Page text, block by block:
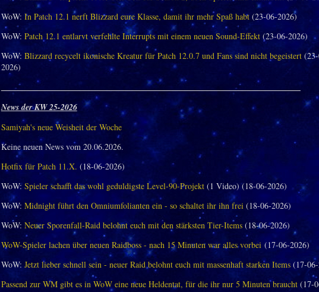
WoW: In Patch 12.1 nerft Blizzard eure Klasse, damit ihr mehr Spaß habt(23-06-2026)
WoW: Patch 12.1 entlarvt verfehlte Interrupts mit einem neuen Sound-Effekt(23-06-2026)
WoW: Blizzard recycelt ikonische Kreatur für Patch 12.0.7 und Fans sind nicht begeistert(23-
2026)
________________________________________________________________________
News der KW 25-2026
Samiyah's neue Weisheit der Woche
Keine neuen News vom 20.06.2026.
Hotfix für Patch 11.X. (18-06-2026)
WoW: Spieler schafft das wohl geduldigste Level-90-Projekt(1 Video) (18-06-2026)
WoW: Midnight führt den Omniumfolianten ein - so schaltet ihr ihn frei(18-06-2026)
WoW: Neuer Sporenfall-Raid belohnt euch mit den stärksten Tier-Items(18-06-2026)
WoW-Spieler lachen über neuen Raidboss - nach 15 Minuten war alles vorbei(17-06-2026)
WoW: Jetzt lieber schnell sein - neuer Raid belohnt euch mit massenhaft starken Items(17-06-
Passend zur WM gibt es in WoW eine neue Heldentat, für die ihr nur 5 Minuten braucht(17-